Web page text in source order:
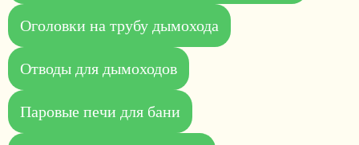
Оголовки на трубу дымохода
Отводы для дымоходов
Паровые печи для бани